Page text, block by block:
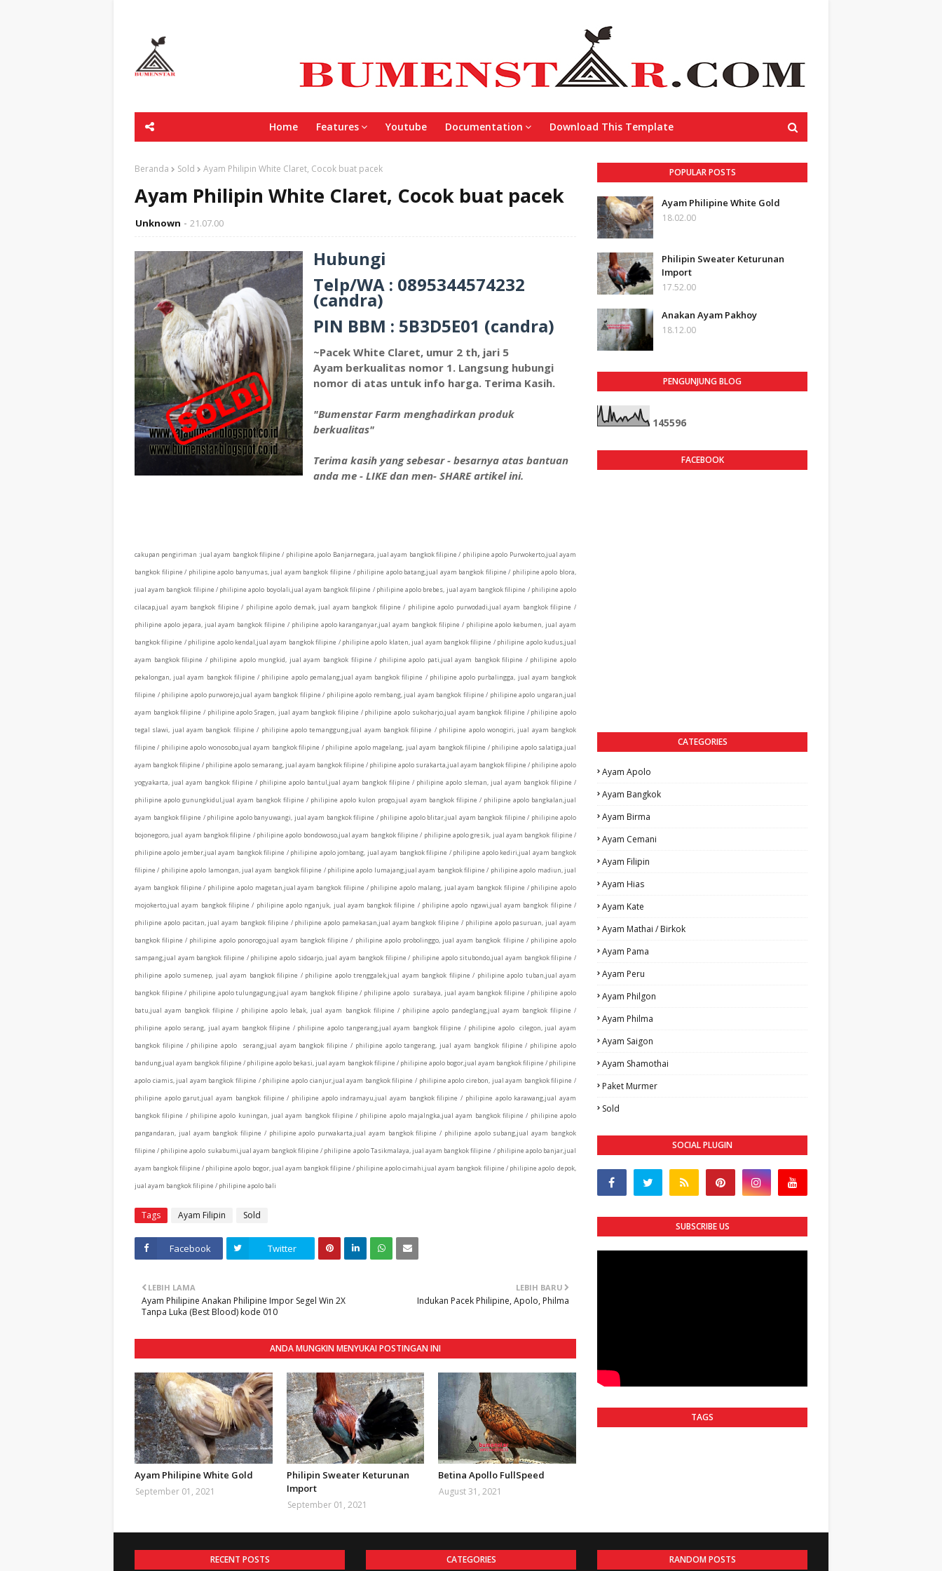
Home Features Youtube Documentation Download This Template
Beranda Sold Ayam Philipin White Claret, Cocok buat pacek
Ayam Philipin White Claret, Cocok buat pacek
Unknown 21.07.00
Hubungi
Telp/WA : 0895344574232
(candra)
PIN BBM : 5B3D5E01 (candra)
~Pacek White Claret, umur 2 th, jari 5
Ayam berkualitas nomor 1. Langsung hubungi
nomor di atas untuk info harga. Terima Kasih.
"Bumenstar Farm menghadirkan produk
berkualitas"
Terima kasih yang sebesar - besarnya atas bantuan
anda me - LIKE dan men- SHARE artikel ini.
cakupan pengiriman :jual ayam bangkok filipine / philipine apolo Banjarnegara, jual ayam bangkok filipine / philipine apolo Purwokerto,jual ayam
bangkok filipine / philipine apolo banyumas, jual ayam bangkok filipine / philipine apolo batang,jual ayam bangkok filipine / philipine apolo blora,
jual ayam bangkok filipine / philipine apolo boyolali,jual ayam bangkok filipine / philipine apolo brebes, jual ayam bangkok filipine / philipine apolo
cilacap,jual ayam bangkok filipine / philipine apolo demak, jual ayam bangkok filipine / philipine apolo purwodadi,jual ayam bangkok filipine /
philipine apolo jepara, jual ayam bangkok filipine / philipine apolo karanganyar,jual ayam bangkok filipine / philipine apolo kebumen, jual ayam
bangkok filipine / philipine apolo kendal,jual ayam bangkok filipine / philipine apolo klaten, jual ayam bangkok filipine / philipine apolo kudus,jual
ayam bangkok filipine / philipine apolo mungkid, jual ayam bangkok filipine / philipine apolo pati,jual ayam bangkok filipine / philipine apolo
pekalongan, jual ayam bangkok filipine / philipine apolo pemalang,jual ayam bangkok filipine / philipine apolo purbalingga, jual ayam bangkok
filipine / philipine apolo purworejo,jual ayam bangkok filipine / philipine apolo rembang, jual ayam bangkok filipine / philipine apolo ungaran,jual
ayam bangkok filipine / philipine apolo Sragen, jual ayam bangkok filipine / philipine apolo sukoharjo,jual ayam bangkok filipine / philipine apolo
tegal slawi, jual ayam bangkok filipine / philipine apolo temanggung,jual ayam bangkok filipine / philipine apolo wonogiri, jual ayam bangkok
filipine / philipine apolo wonosobo,jual ayam bangkok filipine / philipine apolo magelang, jual ayam bangkok filipine / philipine apolo salatiga,jual
ayam bangkok filipine / philipine apolo semarang, jual ayam bangkok filipine / philipine apolo surakarta,jual ayam bangkok filipine / philipine apolo
yogyakarta, jual ayam bangkok filipine / philipine apolo bantul,jual ayam bangkok filipine / philipine apolo sleman, jual ayam bangkok filipine /
philipine apolo gunungkidul,jual ayam bangkok filipine / philipine apolo kulon progo,jual ayam bangkok filipine / philipine apolo bangkalan,jual
ayam bangkok filipine / philipine apolo banyuwangi, jual ayam bangkok filipine / philipine apolo blitar,jual ayam bangkok filipine / philipine apolo
bojonegoro, jual ayam bangkok filipine / philipine apolo bondowoso,jual ayam bangkok filipine / philipine apolo gresik, jual ayam bangkok filipine /
philipine apolo jember,jual ayam bangkok filipine / philipine apolo jombang, jual ayam bangkok filipine / philipine apolo kediri,jual ayam bangkok
filipine / philipine apolo lamongan, jual ayam bangkok filipine / philipine apolo lumajang,jual ayam bangkok filipine / philipine apolo madiun, jual
ayam bangkok filipine / philipine apolo magetan,jual ayam bangkok filipine / philipine apolo malang, jual ayam bangkok filipine / philipine apolo
mojokerto,jual ayam bangkok filipine / philipine apolo nganjuk, jual ayam bangkok filipine / philipine apolo ngawi,jual ayam bangkok filipine /
philipine apolo pacitan, jual ayam bangkok filipine / philipine apolo pamekasan,jual ayam bangkok filipine / philipine apolo pasuruan, jual ayam
bangkok filipine / philipine apolo ponorogo,jual ayam bangkok filipine / philipine apolo probolinggo, jual ayam bangkok filipine / philipine apolo
sampang,jual ayam bangkok filipine / philipine apolo sidoarjo, jual ayam bangkok filipine / philipine apolo situbondo,jual ayam bangkok filipine /
philipine apolo sumenep, jual ayam bangkok filipine / philipine apolo trenggalek,jual ayam bangkok filipine / philipine apolo tuban,jual ayam
bangkok filipine / philipine apolo tulungagung,jual ayam bangkok filipine / philipine apolo surabaya, jual ayam bangkok filipine / philipine apolo
batu,jual ayam bangkok filipine / philipine apolo lebak, jual ayam bangkok filipine / philipine apolo pandeglang,jual ayam bangkok filipine /
philipine apolo serang, jual ayam bangkok filipine / philipine apolo tangerang,jual ayam bangkok filipine / philipine apolo cilegon, jual ayam
bangkok filipine / philipine apolo serang,jual ayam bangkok filipine / philipine apolo tangerang, jual ayam bangkok filipine / philipine apolo
bandung,jual ayam bangkok filipine / philipine apolo bekasi, jual ayam bangkok filipine / philipine apolo bogor,jual ayam bangkok filipine / philipine
apolo ciamis, jual ayam bangkok filipine / philipine apolo cianjur,jual ayam bangkok filipine / philipine apolo cirebon, jual ayam bangkok filipine /
philipine apolo garut,jual ayam bangkok filipine / philipine apolo indramayu,jual ayam bangkok filipine / philipine apolo karawang,jual ayam
bangkok filipine / philipine apolo kuningan, jual ayam bangkok filipine / philipine apolo majalngka,jual ayam bangkok filipine / philipine apolo
pangandaran, jual ayam bangkok filipine / philipine apolo purwakarta,jual ayam bangkok filipine / philipine apolo subang,jual ayam bangkok
filipine / philipine apolo sukabumi,jual ayam bangkok filipine / philipine apolo Tasikmalaya, jual ayam bangkok filipine / philipine apolo banjar,jual
ayam bangkok filipine / philipine apolo bogor, jual ayam bangkok filipine / philipine apolo cimahi,jual ayam bangkok filipine / philipine apolo depok,
jual ayam bangkok filipine / philipine apolo bali
Tags Ayam Filipin Sold
Facebook Twitter
LEBIH BARU
Indukan Pacek Philipine, Apolo, Philma
LEBIH LAMA
Ayam Philipine Anakan Philipine Impor Segel Win 2X
Tanpa Luka (Best Blood) kode 010
ANDA MUNGKIN MENYUKAI POSTINGAN INI
Ayam Philipine White Gold
September 01, 2021
Philipin Sweater Keturunan
Import
September 01, 2021
Betina Apollo FullSpeed
August 31, 2021
POPULAR POSTS
Ayam Philipine White Gold
18.02.00
Philipin Sweater Keturunan
Import
17.52.00
Anakan Ayam Pakhoy
18.12.00
PENGUNJUNG BLOG
145596
FACEBOOK
CATEGORIES
Ayam Apolo
Ayam Bangkok
Ayam Birma
Ayam Cemani
Ayam Filipin
Ayam Hias
Ayam Kate
Ayam Mathai / Birkok
Ayam Pama
Ayam Peru
Ayam Philgon
Ayam Philma
Ayam Saigon
Ayam Shamothai
Paket Murmer
Sold
SOCIAL PLUGIN
SUBSCRIBE US
TAGS
RECENT POSTS CATEGORIES RANDOM POSTS